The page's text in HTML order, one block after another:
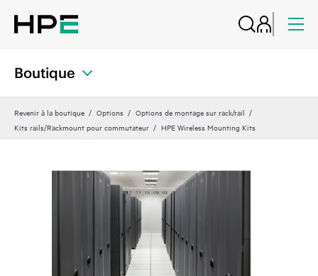
Boutique
Revenir à la boutique Options
Options de montage sur rack/rail
Kits rails/Rackmount pour commutateur
HPE Wireless Mounting Kits